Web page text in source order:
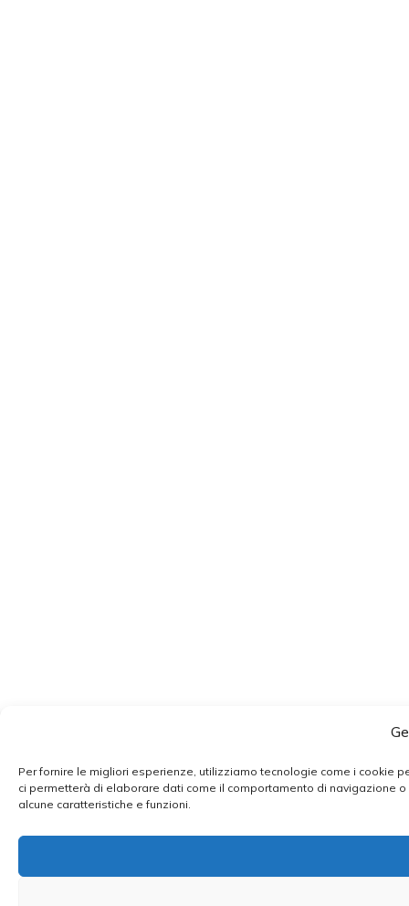
Per fornire le migliori esperienze, utilizziamo tecnologie come i cookie
ci permetterà di elaborare dati come il comportamento di navigazione
alcune caratteristiche e funzioni.